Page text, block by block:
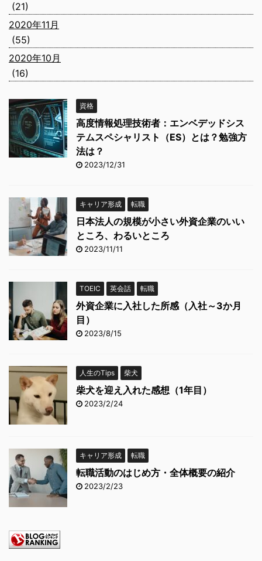
(21)
2020年11月
(55)
2020年10月
(16)
資格
高度情報処理技術者：エンベデッドシス
テムスペシャリスト（ES）とは？勉強方
法は？
2023/12/31
キャリア形成 転職
日本法人の規模が小さい外資企業のいい
ところ、わるいところ
2023/11/11
TOEIC 英会話 転職
外資企業に入社した所感（入社～3か月
目）
2023/8/15
人生のTips 柴犬
柴犬を迎え入れた感想（1年目）
2023/2/24
キャリア形成 転職
転職活動のはじめ方・全体概要の紹介
2023/2/23